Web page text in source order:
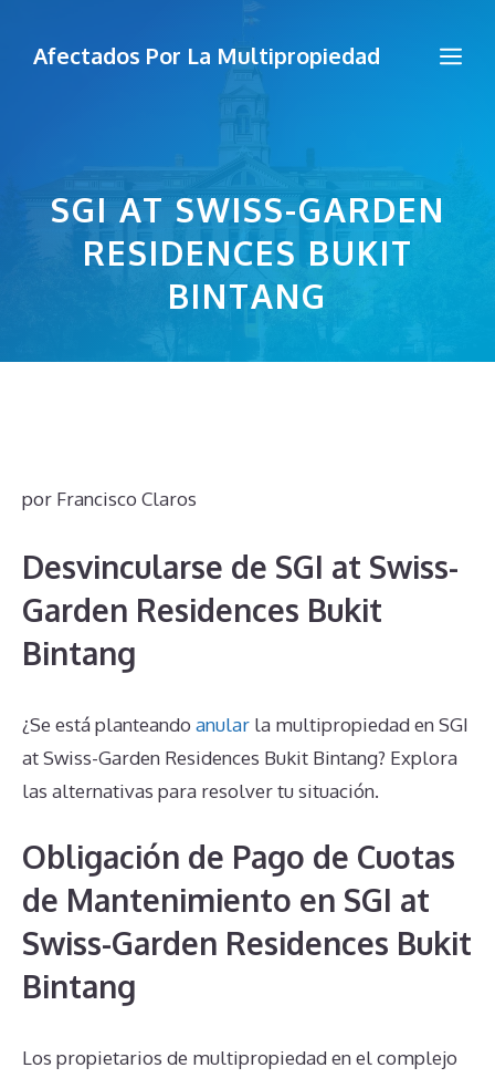
Afectados Por La Multipropiedad
SGI AT SWISS-GARDEN
RESIDENCES BUKIT
BINTANG
por Francisco Claros
Desvincularse de SGI at Swiss-
Garden Residences Bukit
Bintang
¿Se está planteando anular la multipropiedad en SGI
at Swiss-Garden Residences Bukit Bintang? Explora
las alternativas para resolver tu situación.
Obligación de Pago de Cuotas
de Mantenimiento en SGI at
Swiss-Garden Residences Bukit
Bintang
Los propietarios de multipropiedad en el complejo